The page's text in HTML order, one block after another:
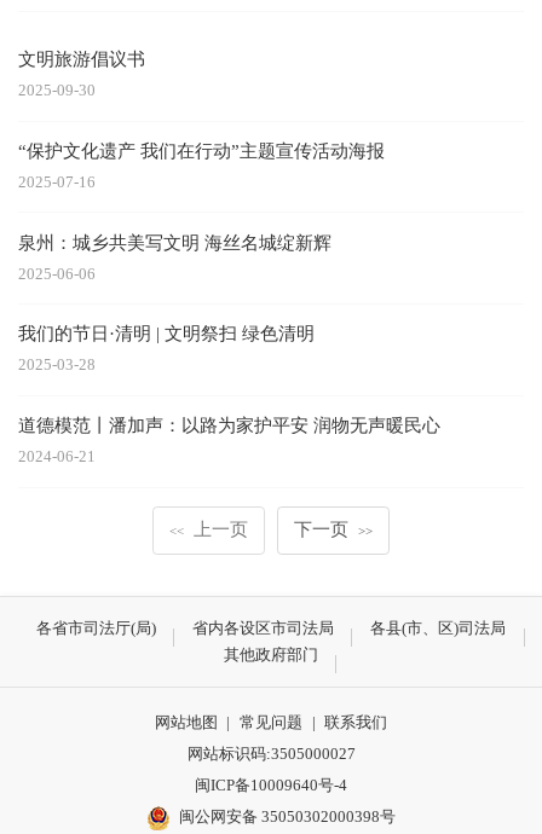
文明旅游倡议书
2025-09-30
“保护文化遗产 我们在行动”主题宣传活动海报
2025-07-16
泉州：城乡共美写文明 海丝名城绽新辉
2025-06-06
我们的节日·清明 | 文明祭扫 绿色清明
2025-03-28
道德模范丨潘加声：以路为家护平安 润物无声暖民心
2024-06-21
<< 上一页 下一页 >>
各省市司法厅(局) 省内各设区市司法局
各县(市、区)司法局
其他政府部门
网站地图 | 常见问题 | 联系我们
网站标识码:3505000027
闽ICP备10009640号-4
闽公网安备 35050302000398号